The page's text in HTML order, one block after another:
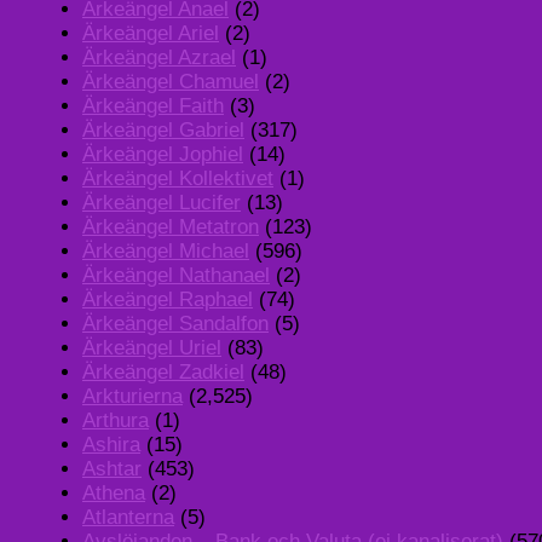
Ärkeängel Anael (2)
Ärkeängel Ariel (2)
Ärkeängel Azrael (1)
Ärkeängel Chamuel (2)
Ärkeängel Faith (3)
Ärkeängel Gabriel (317)
Ärkeängel Jophiel (14)
Ärkeängel Kollektivet (1)
Ärkeängel Lucifer (13)
Ärkeängel Metatron (123)
Ärkeängel Michael (596)
Ärkeängel Nathanael (2)
Ärkeängel Raphael (74)
Ärkeängel Sandalfon (5)
Ärkeängel Uriel (83)
Ärkeängel Zadkiel (48)
Arkturierna (2,525)
Arthura (1)
Ashira (15)
Ashtar (453)
Athena (2)
Atlanterna (5)